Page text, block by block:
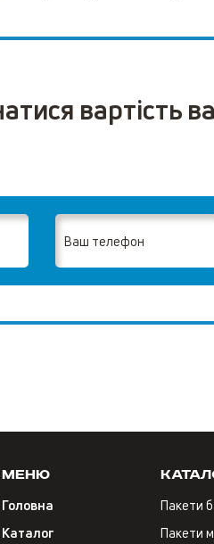
вартість
Меню
Головна
Каталог
Пакети
Пакети